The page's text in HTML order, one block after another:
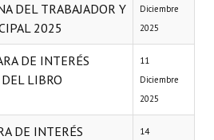
DEL TRABAJADOR Y
2025
Diciembre
2025
DE INTERÉS
LIBRO
11
Diciembre
2025
DE INTERÉS
14